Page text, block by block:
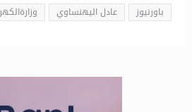
باورنيوز
عادل اليهنساوي